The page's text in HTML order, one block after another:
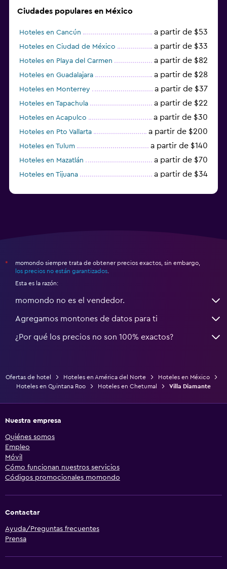
Ciudades populares en México
Hoteles en Cancún a partir de $53
Hoteles en Ciudad de México a partir de $33
Hoteles en Playa del Carmen a partir de $82
Hoteles en Guadalajara a partir de $28
Hoteles en Monterrey a partir de $37
Hoteles en Tapachula a partir de $22
Hoteles en Acapulco a partir de $30
Hoteles en Pto Vallarta a partir de $200
Hoteles en Tulum a partir de $140
Hoteles en Mazatlán a partir de $70
Hoteles en Tijuana a partir de $34
*
momondo siempre trata de obtener precios exactos, sin embargo,
los precios no están garantizados
Esta es la razón:
momondo no es el vendedor.
Agregamos montones de datos para ti
¿Por qué los precios no son 100% exactos?
Ofertas de hotel Hoteles en América del Norte
Hoteles en México
Hoteles en Quintana Roo
Hoteles en Chetumal Villa Diamante
Nuestra empresa
Quiénes somos
Empleo
Móvil
Cómo funcionan nuestros servicios
Códigos promocionales momondo
Contactar
Ayuda/Preguntas frecuentes
Prensa